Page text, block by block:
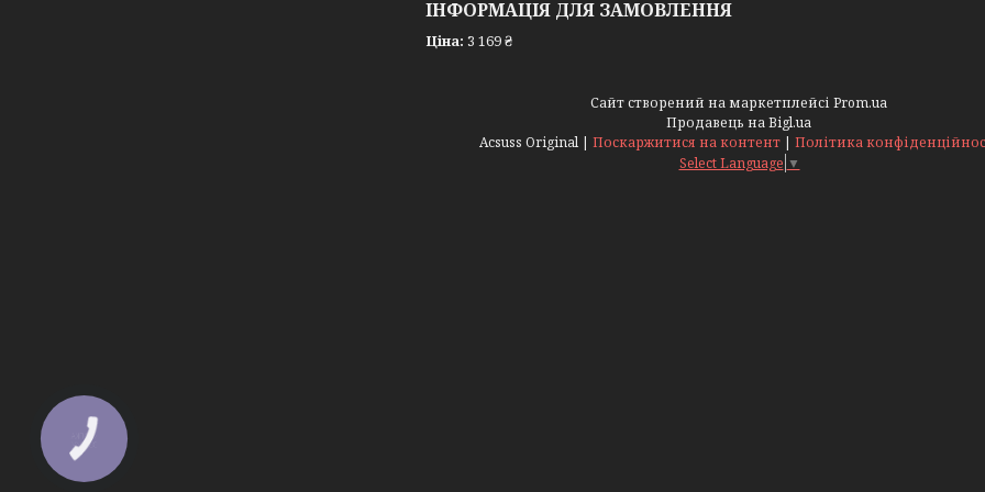
ІНФОРМАЦІЯ ДЛЯ ЗАМОВЛЕННЯ
Ціна: 3 169 ₴
Сайт створений на маркетплейсі Prom.ua
Продавець на Bigl.ua
Acsuss Original | Поскаржитися на контент | Політика
Select Language ▼
КНОПКА
ЗВ'ЯЗКУ